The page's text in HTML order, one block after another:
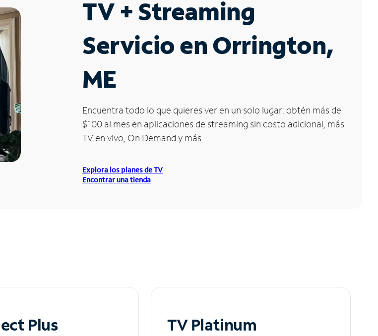
TV + Streaming
Servicio en Orrington,
ME
Encuentra todo lo que quieres ver en un solo lugar: obtén más de
$100 al mes en aplicaciones de streaming sin costo adicional, más
TV en vivo, On Demand y más.
Explora los planes de TV
Encontrar una tienda
Plus TV Platinum